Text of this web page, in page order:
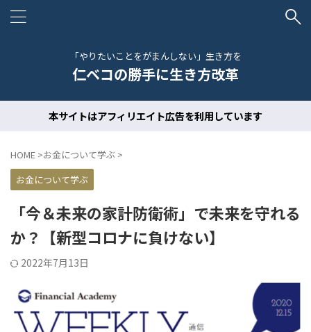
「やりたいことをがまんしない」生き方を
仁ベコの勝手に生き方改革
本サイトはアフィリエイト広告を利用しています
HOME >お金について学ぶ >
お金について学ぶ
「今＆未来の家計防衛術」で未来を守れる
か？【新型コロナに負けない】
2022年7月13日